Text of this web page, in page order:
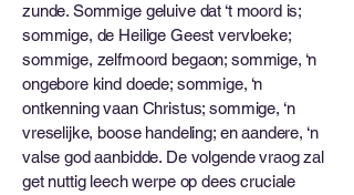
zunde. Sommige geluive dat ‘t moord is;
sommige, de Heilige Geest vervloeke;
sommige, zelfmoord begaon; sommige, ‘n
ongebore kind doede; sommige, ‘n
ontkenning vaan Christus; sommige, ‘n
vreselijke, boose handeling; en aandere, ‘n
valse god aanbidde. De volgende vraog zal
get nuttig leech werpe op dees cruciale